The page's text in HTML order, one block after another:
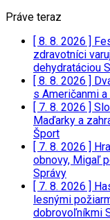
Práve teraz
[ 8. 8. 2026 ]
zdravotníci
dehydratáciou
[ 8. 8. 2026 ]
s Američanmi
[ 7. 8. 2026 ]
Maďarky a
Šport
[ 7. 8. 2026 ]
obnovy, Migaľ
Správy
[ 7. 8. 2026 ]
lesnými
dobrovoľníkmi